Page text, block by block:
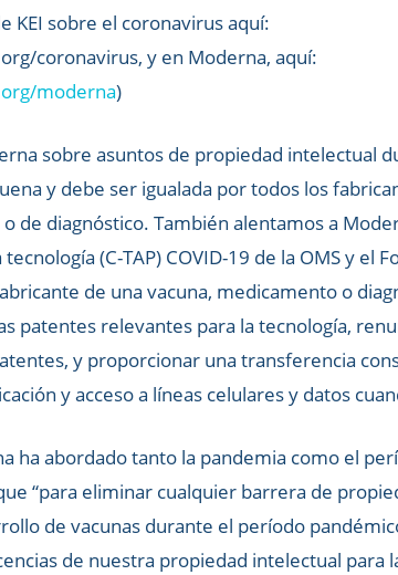
KEI sobre el coronavirus aquí:
coronavirus, y en Moderna, aquí:
moderna)
sobre asuntos de propiedad intelectual
y debe ser igualada por todos los
de diagnóstico. También alentamos a
(C-TAP) COVID-19 de la OMS y el
de una vacuna, medicamento o
patentes relevantes para la tecnología,
y proporcionar una transferencia
y acceso a líneas celulares y datos
ha abordado tanto la pandemia como el
“para eliminar cualquier barrera de
de vacunas durante el período
de nuestra propiedad intelectual para